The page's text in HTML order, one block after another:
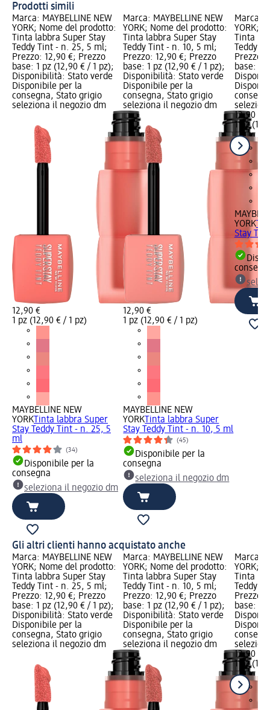
Prodotti simili
Marca: MAYBELLINE NEW
YORK; Nome del prodotto:
Tinta labbra Super Stay
Teddy Tint - n. 25, 5 ml;
Prezzo: 12,90 €; Prezzo
base: 1 pz (12,90 € / 1 pz);
Disponibilità: Stato verde
Disponibile per la
consegna, Stato grigio
seleziona il negozio dm
12,90 €
1 pz (12,90 € / 1 pz)
MAYBELLINE NEW
YORK Tinta labbra Super
Stay Teddy Tint - n. 25, 5
ml
(34)
Disponibile per la
consegna
seleziona il negozio dm
Marca: MAYBELLINE NEW
YORK; Nome del prodotto:
Tinta labbra Super Stay
Teddy Tint - n. 10, 5 ml;
Prezzo: 12,90 €; Prezzo
base: 1 pz (12,90 € / 1 pz);
Disponibilità: Stato verde
Disponibile per la
consegna, Stato grigio
seleziona il negozio dm
12,90 €
1 pz (12,90 € / 1 pz)
MAYBELLINE NEW
YORK Tinta labbra Super
Stay Teddy Tint - n. 10, 5 ml
(45)
Disponibile per la
consegna
seleziona il negozio dm
Marca:
YORK;
Tinta
Teddy
Prezzo:
base: 1
12,90 €
1 pz
YORK
Stay
Gli altri clienti hanno acquistato anche
Marca: MAYBELLINE NEW
YORK; Nome del prodotto:
Tinta labbra Super Stay
Teddy Tint - n. 25, 5 ml;
Prezzo: 12,90 €; Prezzo
base: 1 pz (12,90 € / 1 pz);
Disponibilità: Stato verde
Disponibile per la
consegna, Stato grigio
seleziona il negozio dm
Marca: MAYBELLINE NEW
YORK; Nome del prodotto:
Tinta labbra Super Stay
Teddy Tint - n. 10, 5 ml;
Prezzo: 12,90 €; Prezzo
base: 1 pz (12,90 € / 1 pz);
Disponibilità: Stato verde
Disponibile per la
consegna, Stato grigio
seleziona il negozio dm
Marca:
YORK;
Tinta
Teddy
Prezzo:
base: 1
12,90 €
1 pz